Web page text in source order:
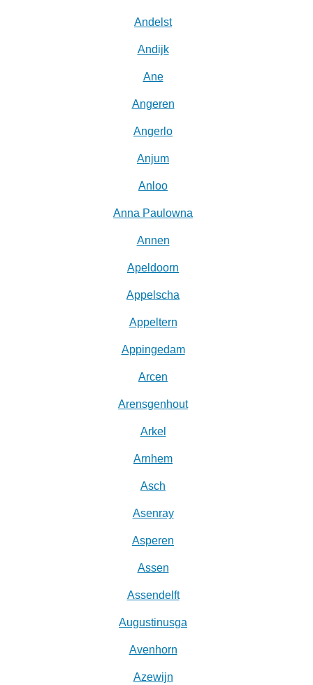
Andelst
Andijk
Ane
Angeren
Angerlo
Anjum
Anloo
Anna Paulowna
Annen
Apeldoorn
Appelscha
Appeltern
Appingedam
Arcen
Arensgenhout
Arkel
Arnhem
Asch
Asenray
Asperen
Assen
Assendelft
Augustinusga
Avenhorn
Azewijn